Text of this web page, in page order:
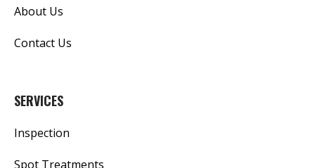
About Us
Contact Us
SERVICES
Inspection
Spot Treatments